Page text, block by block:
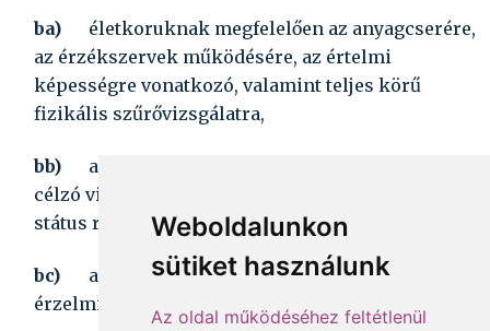
Weboldalunkon
sütiket használunk
Az oldal működéséhez feltétlenül
ba)
életkoruknak megfelelően az anyagcserére,
az érzékszervek működésére, az értelmi
képességre vonatkozó, valamint teljes körű
fizikális szűrővizsgálatra,
bb)
a fogazati rendellenességek felismerését
célzó vizsgálatra, valamint a teljes fogászati
státus rögzítésére,
bc)
az életkornak megfelelő fejlődésre és az
érzelmi állapotra vonatkozó vizsgálatokra,